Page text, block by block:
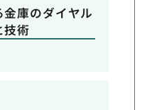
庫のダイヤル
技術